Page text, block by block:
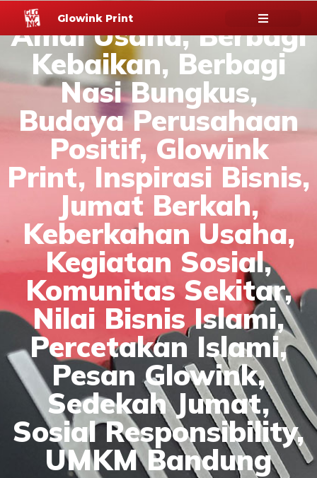
Glowink Print
Amal Usaha,Berbagi
Kebaikan, Berbagi
Nasi Bungkus,
Budaya Perusahaan
Positif, Glowink
Print, Inspirasi Bisnis,
Jumat Berkah,
Keberkahan Usaha,
Kegiatan Sosial,
Komunitas Sekitar,
Nilai Bisnis Islami,
Percetakan Islami,
Pesan Glowink,
Sedekah Jumat,
Sosial Responsibility,
UMKM Bandung